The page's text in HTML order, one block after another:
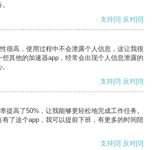
支持[0] 反对[0]
很高，使用过程中不会泄露个人信息，这让我很
其他的加速器app，经常会出现个人信息泄露的
支持[0] 反对[0]
提高了50%，让我能够更轻松地完成工作任务。
了这个app，我可以提前下班，有更多的时间陪
支持[0] 反对[0]